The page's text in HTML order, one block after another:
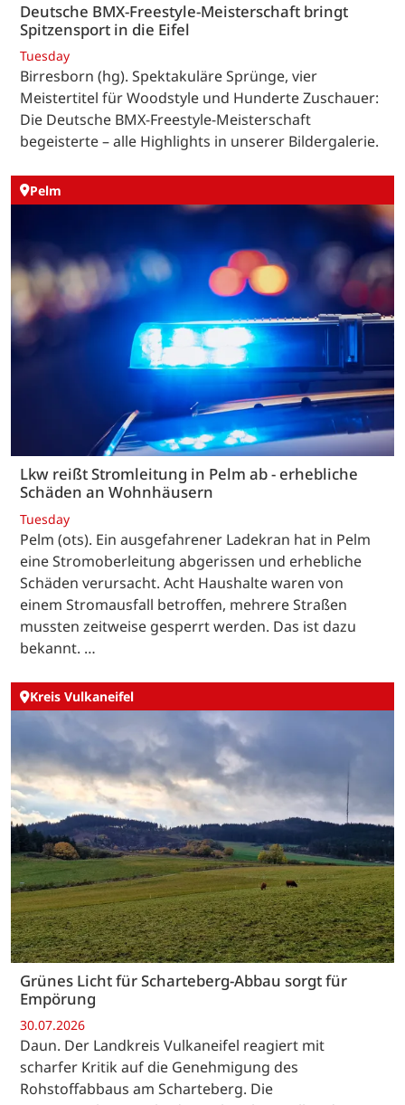
Deutsche BMX-Freestyle-Meisterschaft bringt
Spitzensport in die Eifel
Tuesday
Birresborn (hg). Spektakuläre Sprünge, vier
Meistertitel für Woodstyle und Hunderte Zuschauer:
Die Deutsche BMX-Freestyle-Meisterschaft
begeisterte – alle Highlights in unserer Bildergalerie.
Pelm
Lkw reißt Stromleitung in Pelm ab - erhebliche
Schäden an Wohnhäusern
Tuesday
Pelm (ots). Ein ausgefahrener Ladekran hat in Pelm
eine Stromoberleitung abgerissen und erhebliche
Schäden verursacht. Acht Haushalte waren von
einem Stromausfall betroffen, mehrere Straßen
mussten zeitweise gesperrt werden. Das ist dazu
bekannt. …
Kreis Vulkaneifel
Grünes Licht für Scharteberg-Abbau sorgt für
Empörung
30.07.2026
Daun. Der Landkreis Vulkaneifel reagiert mit
scharfer Kritik auf die Genehmigung des
Rohstoffabbaus am Scharteberg. Die